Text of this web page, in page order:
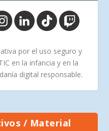
por el uso seguro y
en la infancia y en la
digital responsable.
/ Material